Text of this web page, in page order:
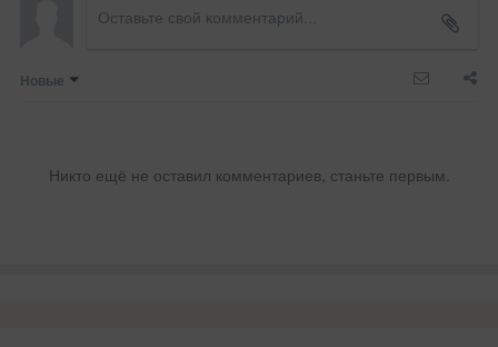
Новые
Никто ещё не оставил комментариев, станьте первым.